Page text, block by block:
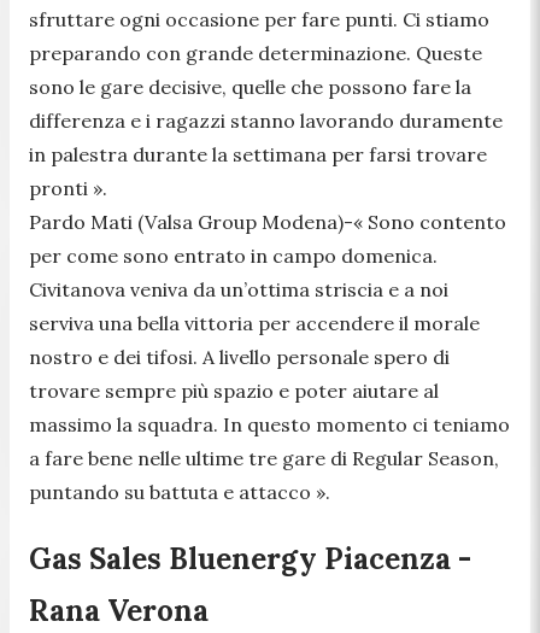
sfruttare ogni occasione per fare punti. Ci stiamo
preparando con grande determinazione. Queste
sono le gare decisive, quelle che possono fare la
differenza e i ragazzi stanno lavorando duramente
in palestra durante la settimana per farsi trovare
pronti ».
Pardo Mati (Valsa Group Modena)-« Sono contento
per come sono entrato in campo domenica.
Civitanova veniva da un’ottima striscia e a noi
serviva una bella vittoria per accendere il morale
nostro e dei tifosi. A livello personale spero di
trovare sempre più spazio e poter aiutare al
massimo la squadra. In questo momento ci teniamo
a fare bene nelle ultime tre gare di Regular Season,
puntando su battuta e attacco ».
Gas Sales Bluenergy Piacenza -
Rana Verona